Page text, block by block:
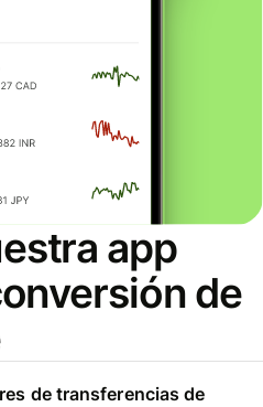
app
de
de transferencias de